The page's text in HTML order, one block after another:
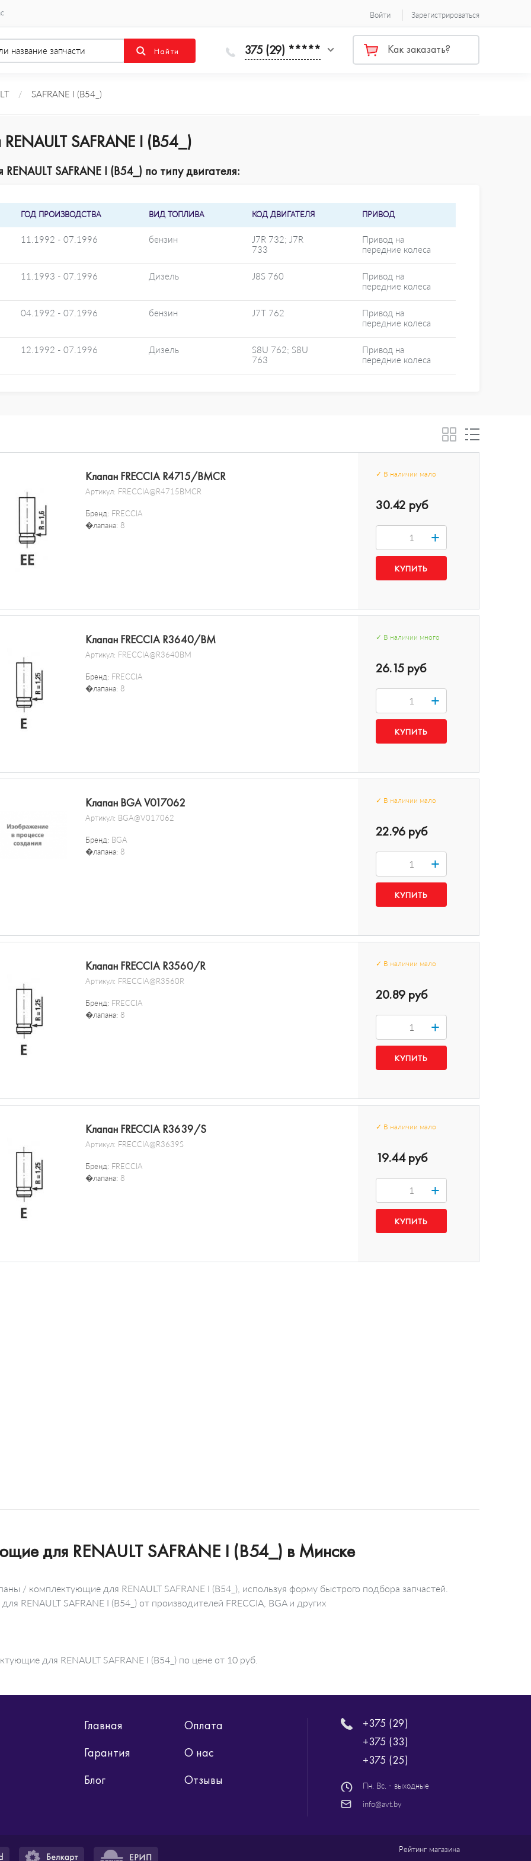
Войти Зарегистрироваться
375 (29) ***** Как заказать?
/ SAFRANE I (B54_)
SAFRANE I (B54_)
SAFRANE I (B54_) по типу двигателя:
ГОД ПРОИЗВОДСТВА ВИД ТОПЛИВА КОД ДВИГАТЕЛЯ ПРИВОД
11.1992 - 07.1996 бензин
J7R 732; J7R
733
Привод на
передние колеса
11.1993 - 07.1996 Дизель J8S 760
Привод на
передние колеса
04.1992 - 07.1996 бензин J7T 762
Привод на
передние колеса
12.1992 - 07.1996 Дизель
S8U 762; S8U
763
Привод на
передние колеса
Клапан FRECCIA R4715/BMCR
Артикул: FRECCIA@R4715BMCR
Бренд: FRECCIA
�лапана: 8
✓ В наличии мало
30.42 руб
+
Клапан FRECCIA R3640/BM
Артикул: FRECCIA@R3640BM
Бренд: FRECCIA
�лапана: 8
✓ В наличии много
26.15 руб
+
Клапан BGA V017062
Артикул: BGA@V017062
Бренд: BGA
�лапана: 8
✓ В наличии мало
22.96 руб
+
Клапан FRECCIA R3560/R
Артикул: FRECCIA@R3560R
Бренд: FRECCIA
�лапана: 8
✓ В наличии мало
20.89 руб
+
Клапан FRECCIA R3639/S
Артикул: FRECCIA@R3639S
Бренд: FRECCIA
�лапана: 8
✓ В наличии мало
19.44 руб
+
для RENAULT SAFRANE I (B54_) в Минске
/ комплектующие для RENAULT SAFRANE I (B54_), используя форму быстрого подбора запчастей.
RENAULT SAFRANE I (B54_) от производителей FRECCIA, BGA и других
для RENAULT SAFRANE I (B54_) по цене от 10 руб.
Главная
Оплата
Гарантия
О нас
Блог
Отзывы
+375 (29)
+375 (33)
+375 (25)
Пн. Вс. - выходные
info@avt.by
Рейтинг магазина